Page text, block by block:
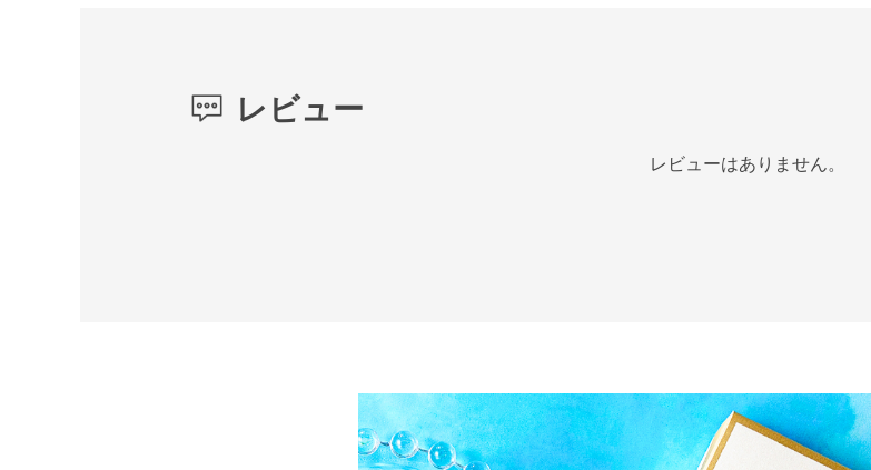
レビュー
レビューはありません。